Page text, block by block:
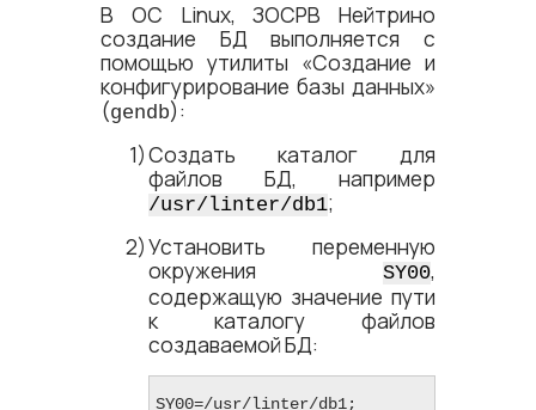
В ОС Linux, ЗОСРВ Нейтрино
создание БД выполняется с
помощью утилиты «Создание и
конфигурирование базы данных»
(gendb):
Создать каталог для
файлов БД, например
/usr/linter/db1;
Установить переменную
окружения
SY00,
содержащую значение пути
к каталогу файлов
создаваемой БД:
SY00=/usr/linter/db1;